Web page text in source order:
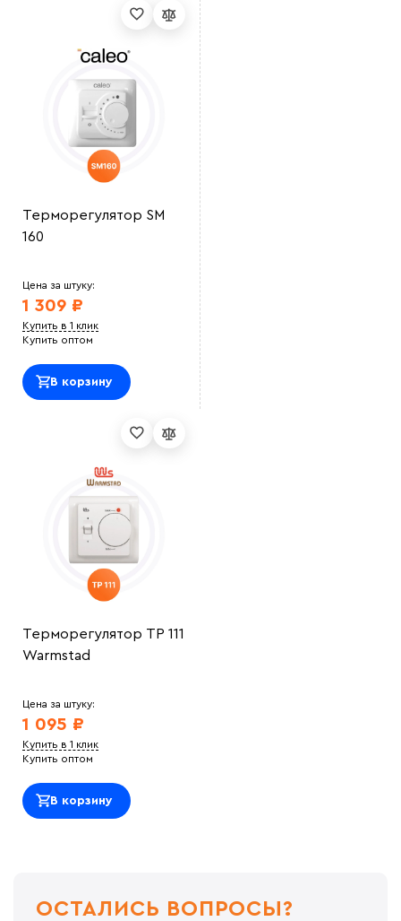
Терморегулятор SM
160
Цена за штуку:
1 309 ₽
Купить в 1 клик
Купить оптом
В корзину
Терморегулятор ТР 111
Warmstad
Цена за штуку:
1 095 ₽
Купить в 1 клик
Купить оптом
В корзину
ОСТАЛИСЬ ВОПРОСЫ?